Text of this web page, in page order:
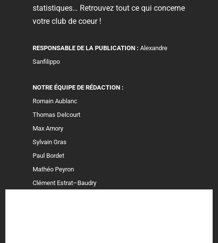
statistiques… Retrouvez tout ce qui concerne
votre club de coeur !
RESPONSABLE DE LA PUBLICATION : Alexandre
Sanfilippo
NOTRE ÉQUIPE DE RÉDACTION :
Romain Aublanc
Thomas Delcourt
Max Amory
Sylvain Gras
Paul Bordet
Mathéo Peyron
Clément Estrat–Baudry